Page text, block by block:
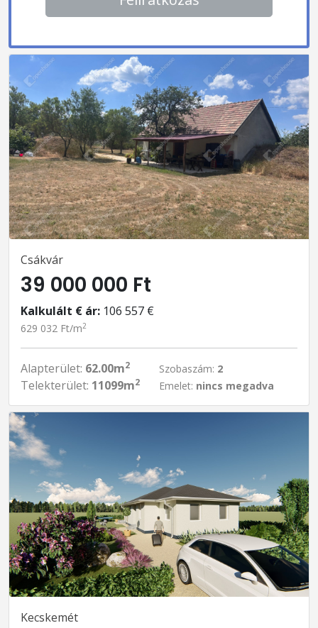
Csákvár
39 000 000 Ft
Kalkulált € ár: 106 557 €
629 032 Ft/m2
Alapterület: 62.00m2
Telekterület: 11099m2
Szobaszám: 2
Emelet: nincs megadva
Kecskemét